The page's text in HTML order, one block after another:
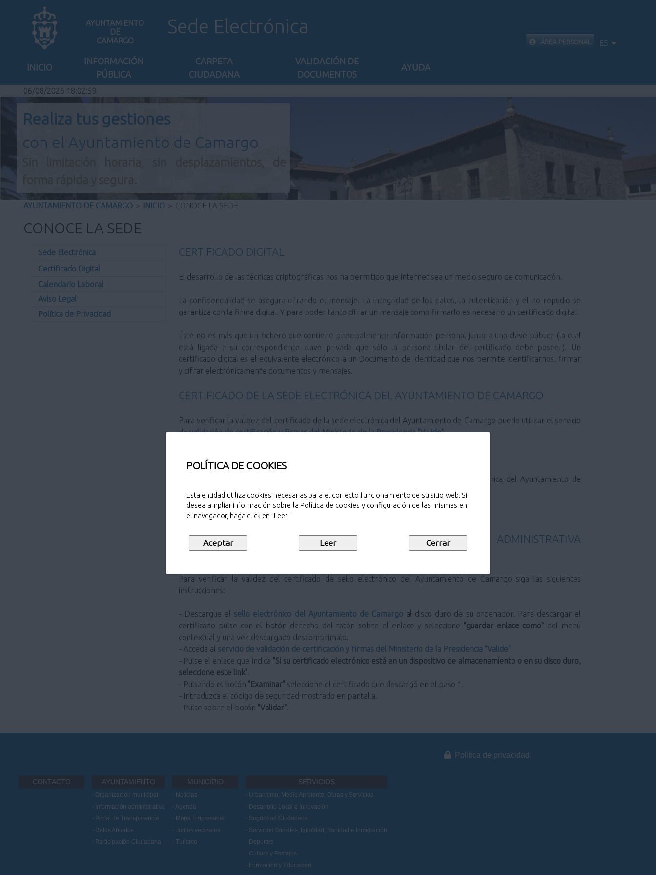
POLÍTICA DE COOKIES
Esta entidad utiliza cookies necesarias para el correcto funcionamiento de su sitio web. Si
desea ampliar información sobre la Política de cookies y configuración de las mismas en
el navegador, haga click en "Leer"
AYUNTAMIENTO
DE
CAMARGO
Sede Electrónica
INICIO
INFORMACIÓN
PÚBLICA
CARPETA
CIUDADANA
VALIDACIÓN DE
DOCUMENTOS
AYUDA
ÁREA PERSONAL ES
06/08/2026 18:02:59
Realiza tus gestiones
con el Ayuntamiento de Camargo
AYUNTAMIENTO DE CAMARGO > INICIO > CONOCE LA SEDE
CONOCE LA SEDE
Sede Electrónica
Certificado Digital
Calendario Laboral
Aviso Legal
Política de Privacidad
CERTIFICADO DIGITAL
El desarrollo de las técnicas criptográficas nos ha permitido que internet sea un medio seguro de comunicación.
La confidencialidad se asegura cifrando el mensaje. La integridad de los datos, la autenticación y el no repudio se
garantiza con la firma digital. Y para poder tanto cifrar un mensaje como firmarlo es necesario un certificado digital.
Éste no es más que un fichero que contiene principalmente información personal junto a una clave pública (la cual
está ligada a su correspondiente clave privada que sólo la persona titular del certificado debe poseer). Un
certificado digital es el equivalente electrónico a un Documento de Identidad que nos permite identificarnos, firmar
y cifrar electrónicamente documentos y mensajes.
CERTIFICADO DE LA SEDE ELECTRÓNICA DEL AYUNTAMIENTO DE CAMARGO
Para verificar la validez del certificado de la sede electrónica del Ayuntamiento de Camargo puede utilizar el servicio
devalidación de certificación y firmas del Ministerio de la Presidencia "Valide"
introduzca la dirección de la sede electrónica del Ayuntamiento de
Camargo: https://sede.aytocamargo.es/
- Introduzca el código de seguridad mostrado en pantalla.
- Pulse sobre el botón"Validar".
CERTIFICADO DE SELLO ELECTRÓNICO PARA LA ACTUACIÓN ADMINISTRATIVA
AUTOMATIZADA DEL AYUNTAMIENTO DE CAMARGO
Para verificar la validez del certificado de sello electrónico del Ayuntamiento de Camargo siga las siguientes
instrucciones:
- Descargue el sello electrónico del Ayuntamiento de Camargo al disco duro de su ordenador. Para descargar el
certificado pulse con el botón derecho del ratón sobre el enlace y seleccione "guardar enlace como" del menu
contextual y una vez descargado descomprimalo.
- Acceda al servicio de validación de certificación y firmas del Ministerio de la Presidencia "Valide"
- Pulse el enlace que indica "Si su certificado electrónico está en un dispositivo de almacenamiento o en su disco duro,
seleccione este link".
- Pulsando el botón "Examinar" seleccione el certificado que descargó en el paso 1.
- Introduzca el código de seguridad mostrado en pantalla.
- Pulse sobre el botón "Validar".
CONTACTO AYUNTAMIENTO
Organización municipal
Información administrativa
Portal de Transparencia
Datos Abiertos
Participación Ciudadana
MUNICIPIO
Noticias
Agenda
Mapa Empresarial
Juntas vecinales
Turismo
SERVICIOS
Urbanismo, Medio Ambiente, Obras y Servicios
Desarrollo Local e Innovación
Seguridad Ciudadana
Servicios Sociales, Igualdad, Sanidad e Inmigración
Deportes
Cultura y Festejos
Formación y Educación
Política de privacidad